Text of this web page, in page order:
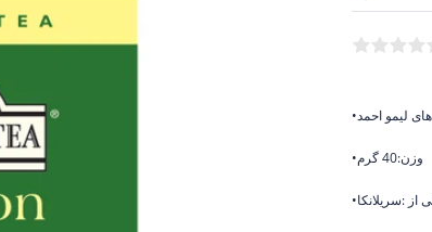
لیمو احمد
•وزن:40 گرم
از :سریلانکا